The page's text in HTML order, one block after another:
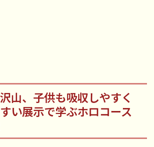
山、子供も吸収しやすく
い展示で学ぶホロコース